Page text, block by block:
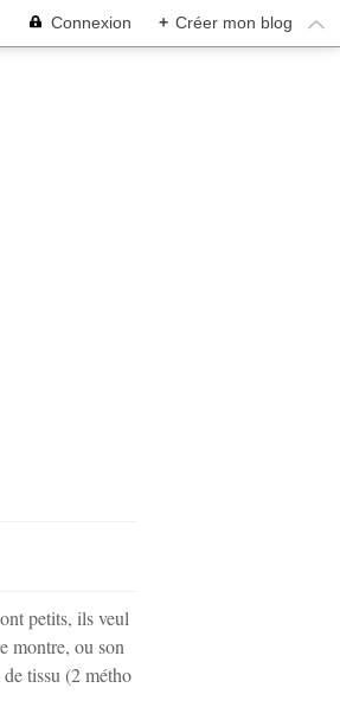
Connexion + Créer mon blog
petits, ils veul
montre, ou son
tissu (2 métho